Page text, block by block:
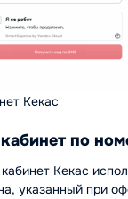
Кекас
по
Кекас
указанный при